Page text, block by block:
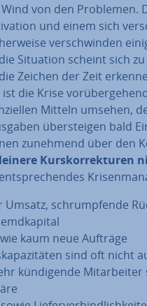
von den Problemen.
und einem sich
ver­schwin­den
Situation scheint sich
Zeichen der Zeit
die Krise
Mitteln umsehen,
über­stei­gen bald
zunehmend über den
Kurs­kor­rek­tu­ren
schrump­fen­de
kaum neue Aufträge
sind oft nicht
kün­di­gen­de Mit­ar­bei­ter